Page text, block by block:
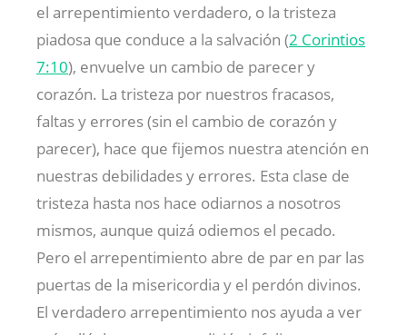
el arrepentimiento verdadero, o la tristeza
piadosa que conduce a la salvación (2 Corintios
7:10), envuelve un cambio de parecer y
corazón. La tristeza por nuestros fracasos,
faltas y errores (sin el cambio de corazón y
parecer), hace que fijemos nuestra atención en
nuestras debilidades y errores. Esta clase de
tristeza hasta nos hace odiarnos a nosotros
mismos, aunque quizá odiemos el pecado.
Pero el arrepentimiento abre de par en par las
puertas de la misericordia y el perdón divinos.
El verdadero arrepentimiento nos ayuda a ver